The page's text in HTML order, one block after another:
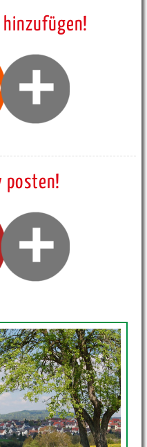
posten!